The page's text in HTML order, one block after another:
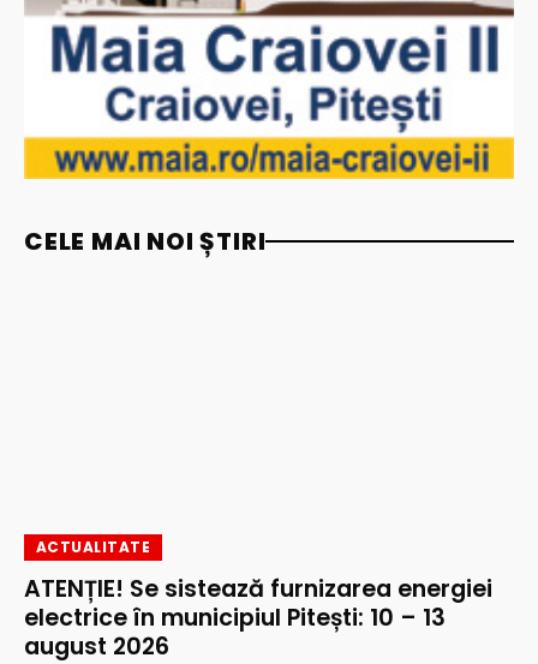
CELE MAI NOI ȘTIRI
ACTUALITATE
ATENȚIE! Se sistează furnizarea energiei
electrice în municipiul Pitești: 10 – 13
august 2026